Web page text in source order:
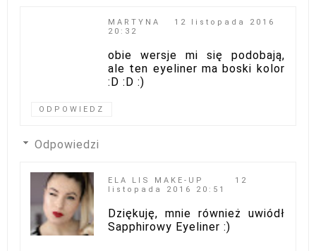
MARTYNA
12 listopada 2016
20:32
obie wersje mi się podobają,
ale ten eyeliner ma boski kolor
:D :D :)
ODPOWIEDZ
Odpowiedzi
ELA LIS MAKE-UP
12
listopada 2016 20:51
Dziękuję, mnie również uwiódł
Sapphirowy Eyeliner :)